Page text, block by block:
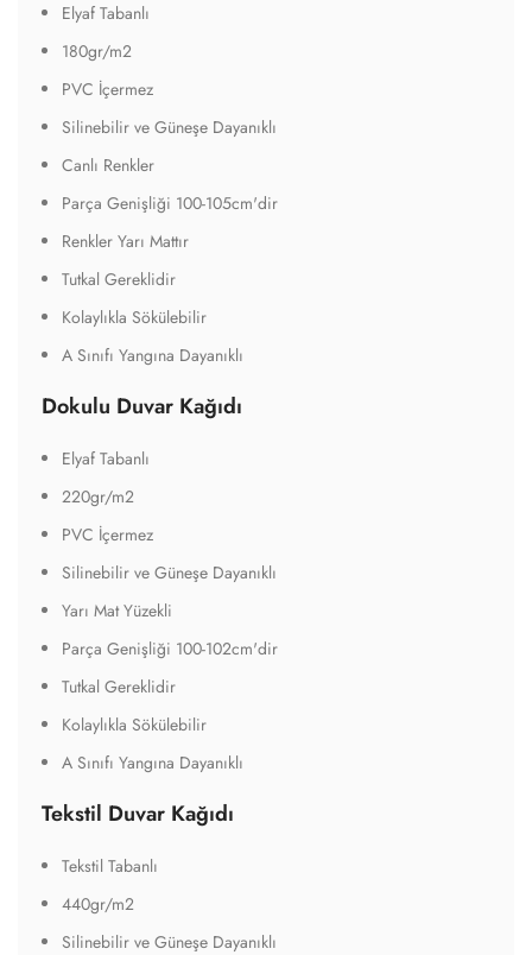
Elyaf Tabanlı
180gr/m2
PVC İçermez
Silinebilir ve Güneşe Dayanıklı
Canlı Renkler
Parça Genişliği 100-105cm'dir
Renkler Yarı Mattır
Tutkal Gereklidir
Kolaylıkla Sökülebilir
A Sınıfı Yangına Dayanıklı
Dokulu Duvar Kağıdı
Elyaf Tabanlı
220gr/m2
PVC İçermez
Silinebilir ve Güneşe Dayanıklı
Yarı Mat Yüzekli
Parça Genişliği 100-102cm'dir
Tutkal Gereklidir
Kolaylıkla Sökülebilir
A Sınıfı Yangına Dayanıklı
Tekstil Duvar Kağıdı
Tekstil Tabanlı
440gr/m2
Silinebilir ve Güneşe Dayanıklı